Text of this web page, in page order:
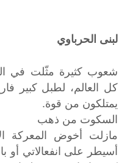
لبنى الحرباوي
شعوب كثيرة مثّلت في
كل العالم، لطبل كبير
يمتلكون من قوة.
السكوت من ذهب
مازلت أخوض المعركة
أسيطر على انفعالاتي